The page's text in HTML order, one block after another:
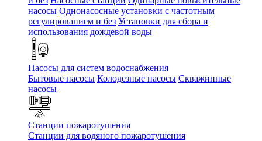
насосы Однонасосные установки с частотным
регулированием и без Установки для сбора и
использования дождевой воды
Насосы для систем водоснабжения
Бытовые насосы Колодезные насосы Скважинные
насосы
Станции пожаротушения
Станции для водяного пожаротушения